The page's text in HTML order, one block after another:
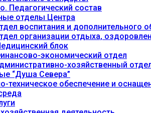
Педагогический состав
отделы Центра
воспитания и дополнительного
организации отдыха,
блок
экономический отдел
хозяйственный
“Душа Севера”
техническое обеспечение и